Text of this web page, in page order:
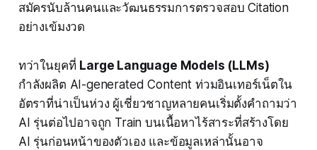
สมัครนับล้านคนและวัฒนธรรมการตรวจสอบ Citation
อย่างเข้มงวด
ทว่าในยุคที่ Large Language Models (LLMs)
กำลังผลิต AI-generated Content ท่วมอินเทอร์เน็ตใน
อัตราที่น่าเป็นห่วง ผู้เชี่ยวชาญหลายคนเริ่มตั้งคำถามว่า
AI รุ่นต่อไปอาจถูก Train บนเนื้อหาไร้สาระที่สร้างโดย
AI รุ่นก่อนหน้าของตัวเอง และข้อมูลเหล่านั้นอาจ